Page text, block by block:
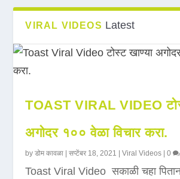
VIRAL VIDEOS Latest
TOAST VIRAL VIDEO
अगोदर १०० वेळा विचार करा.
byडोम कावळा |सप्टेंबर 18, 2021 |Viral Videos |0
Toast Viral Video सकाळी चहा